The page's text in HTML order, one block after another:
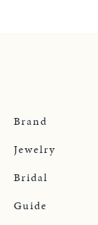
Brand
Jewelry
Bridal
Guide